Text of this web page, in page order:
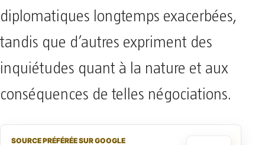
diplomatiques longtemps exacerbées,
tandis que d’autres expriment des
inquiétudes quant à la nature et aux
conséquences de telles négociations.
SOURCE PRÉFÉRÉE SUR GOOGLE